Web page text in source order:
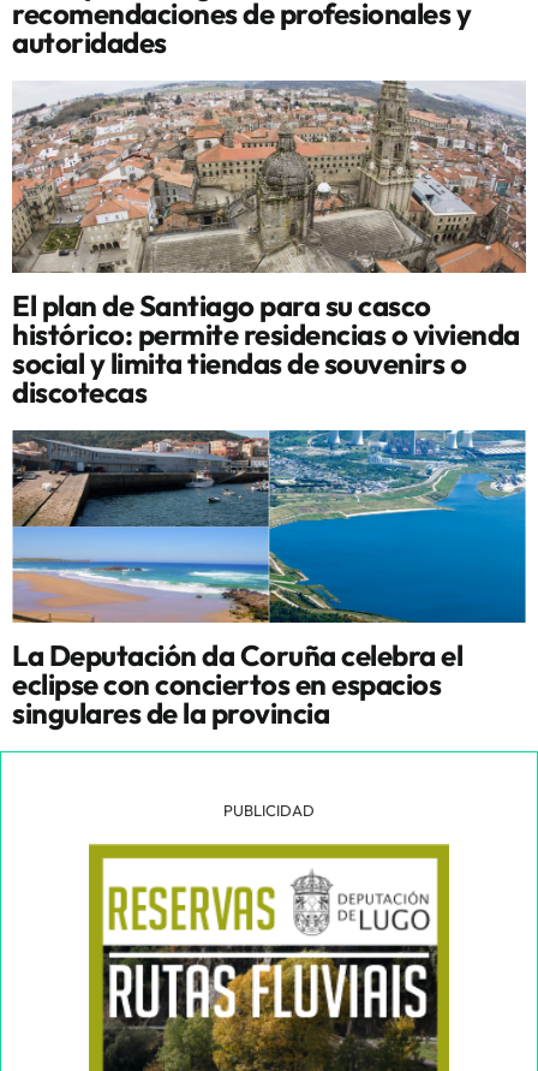
recomendaciones de profesionales y
autoridades
El plan de Santiago para su casco
histórico: permite residencias o vivienda
social y limita tiendas de souvenirs o
discotecas
La Deputación da Coruña celebra el
eclipse con conciertos en espacios
singulares de la provincia
PUBLICIDAD